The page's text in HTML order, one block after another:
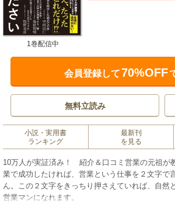
1巻配信中
会員登録して70%OFF
無料立読み
小説・実用書
ランキング
最新刊
を見る
10万人が実証済み！ 紹介＆口コミ営業の元祖が
業で成功したければ、営業という仕事を２文字で
ん。この２文字をきっちり押さえていれば、自然
営業マンになれます。
考え方１つ変えるだけで、成績もモチベーション